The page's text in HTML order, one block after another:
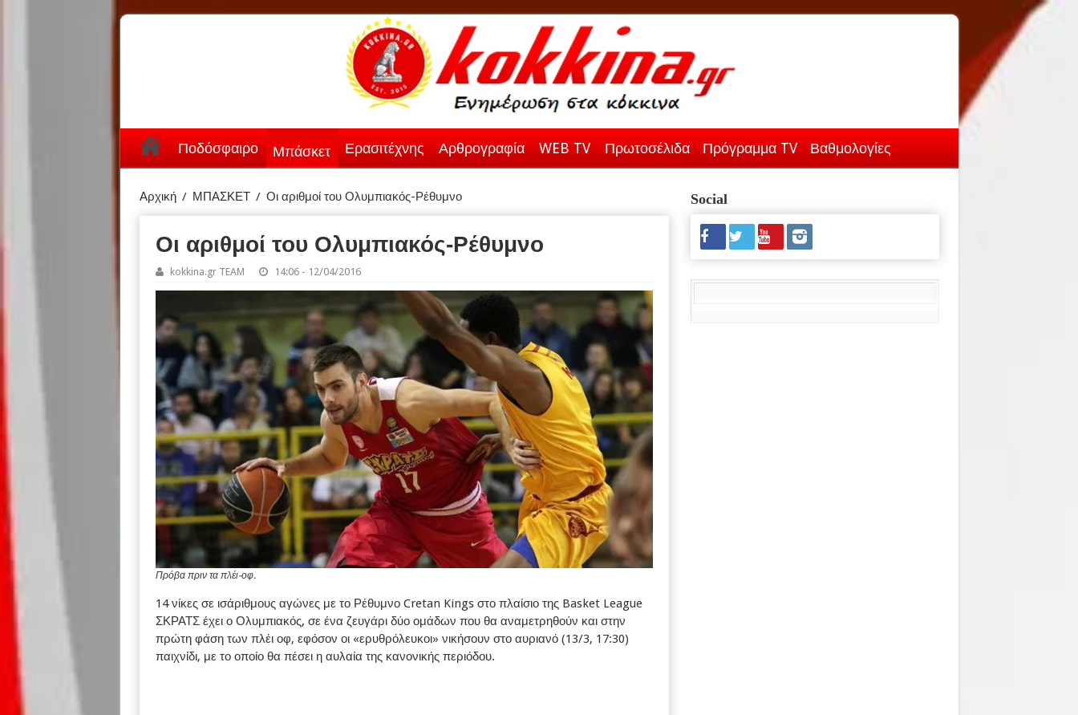
Ποδόσφαιρο Μπάσκετ Ερασιτέχνης Αρθρογραφία WEB TV Πρωτοσέλιδα Πρόγραμμα TV Βαθμολογίες
Αρχική / ΜΠΑΣΚΕΤ / Οι αριθμοί του Ολυμπιακός-Ρέθυμνο
Οι αριθμοί του Ολυμπιακός-Ρέθυμνο
kokkina.gr TEAM 14:06 - 12/04/2016
Πρόβα πριν τα πλέι-οφ.
14 νίκες σε ισάριθμους αγώνες με το Ρέθυμνο Cretan Kings στο πλαίσιο της Basket League
ΣΚΡΑΤΣ έχει ο Ολυμπιακός, σε ένα ζευγάρι δύο ομάδων που θα αναμετρηθούν και στην
πρώτη φάση των πλέι οφ, εφόσον οι «ερυθρόλευκοι» νικήσουν στο αυριανό (13/3, 17:30)
παιχνίδι, με το οποίο θα πέσει η αυλαία της κανονικής περιόδου.
Social